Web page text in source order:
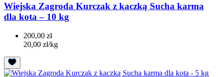
Wiejska Zagroda Kurczak z kaczką Sucha karma
dla kota – 10 kg
200,00 zł
20,00 zł/kg